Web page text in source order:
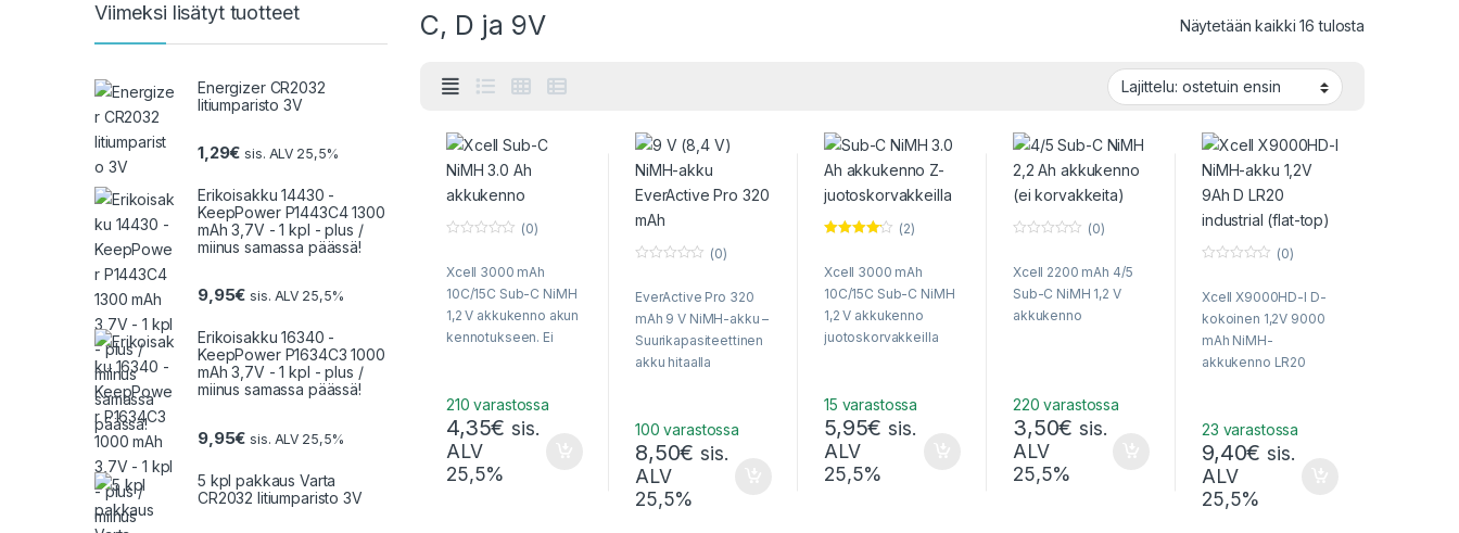
C, D ja 9V Näytetään kaikki 16 tulosta
u
o
f
5
(0)
Xcell 3000 mAh
10C/15C Sub-C NiMH
1,2 V akkukenno akun
kennotukseen. Ei
210 varastossa
4,35€ sis.
ALV
25,5%
u
o
f
(0)
EverActive Pro 320
mAh 9 V NiMH-akku –
Suurikapasiteettinen
akku hitaalla
mAh kapasiteetilla.
100 varastossa
8,50€ sis.
ALV
25,5%
tuotteesta
4.00
(2)
Xcell 3000 mAh
10C/15C Sub-C NiMH
1,2 V akkukenno
juotoskorvakkeilla
15 varastossa
5,95€ sis.
ALV
25,5%
u
o
f
(0)
Xcell 2200 mAh 4/5
Sub-C NiMH 1,2 V
akkukenno
220 varastossa
3,50€ sis.
ALV
25,5%
u
o
f
(0)
Xcell X9000HD-I D-
kokoinen 1,2V 9000
mAh NiMH-
akkukenno LR20
23 varastossa
9,40€ sis.
ALV
25,5%
Viimeksi lisätyt tuotteet
Energizer CR2032
litiumparisto 3V
1,29€ sis. ALV 25,5%
Erikoisakku 14430 -
KeepPower P1443C4 1300
mAh 3,7V - 1 kpl - plus /
miinus samassa päässä!
9,95€ sis. ALV 25,5%
Erikoisakku 16340 -
KeepPower P1634C3 1000
mAh 3,7V - 1 kpl - plus /
miinus samassa päässä!
9,95€ sis. ALV 25,5%
5 kpl pakkaus Varta
CR2032 litiumparisto 3V